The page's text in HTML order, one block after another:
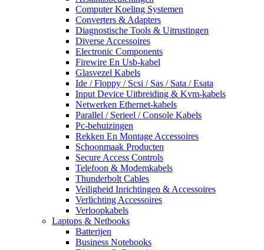
Computer Koeling Systemen
Converters & Adapters
Diagnostische Tools & Uitrustingen
Diverse Accessoires
Electronic Components
Firewire En Usb-kabel
Glasvezel Kabels
Ide / Floppy / Scsi / Sas / Sata / Esata
Input Device Uitbreiding & Kvm-kabels
Netwerken Ethernet-kabels
Parallel / Serieel / Console Kabels
Pc-behuizingen
Rekken En Montage Accessoires
Schoonmaak Producten
Secure Access Controls
Telefoon & Modemkabels
Thunderbolt Cables
Veiligheid Inrichtingen & Accessoires
Verlichting Accessoires
Verloopkabels
Laptops & Netbooks
Batterijen
Business Notebooks